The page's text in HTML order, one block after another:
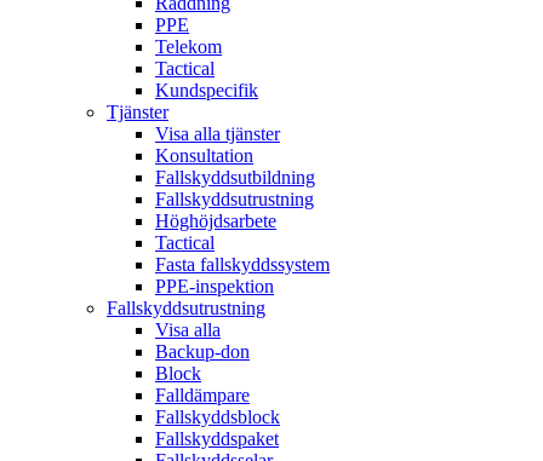
PPE
Telekom
Tactical
Kundspecifik
Tjänster
Visa alla tjänster
Konsultation
Fallskyddsutbildning
Fallskyddsutrustning
Höghöjdsarbete
Tactical
Fasta fallskyddssystem
PPE-inspektion
Fallskyddsutrustning
Visa alla
Backup-don
Block
Falldämpare
Fallskyddsblock
Fallskyddspaket